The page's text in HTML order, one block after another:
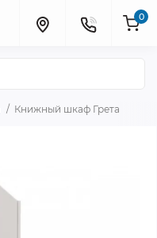
0
Книжный шкаф Грета